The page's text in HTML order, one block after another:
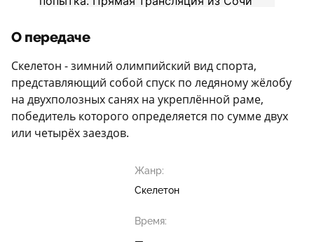
О передаче
Скелетон - зимний олимпийский вид спорта,
представляющий собой спуск по ледяному жёлобу
на двухполозных санях на укреплённой раме,
победитель которого определяется по сумме двух
или четырёх заездов.
Жанр:
Скелетон
Время: